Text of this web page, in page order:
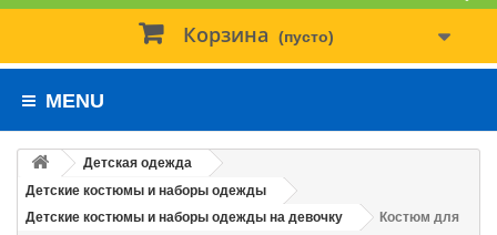
Корзина (пусто)
MENU
Детская одежда
Детские костюмы и наборы одежды
Детские костюмы и наборы одежды на девочку
Костюм для